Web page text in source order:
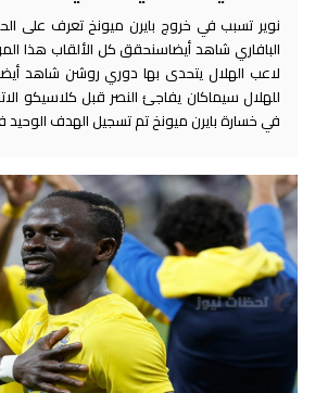
نوير تسبب في خروج بايرن ميونخ تعرف على
البافاري شاهد أيضاسنحقق كل الألقاب هذا
لاعب الهلال يتحدى بها دوري روشن شاهد
للهلال سيماكان يفاجئ النصر قبل كلاسيكو
في خسارة بايرن ميونخ تم تسجيل الهدف الوحيد